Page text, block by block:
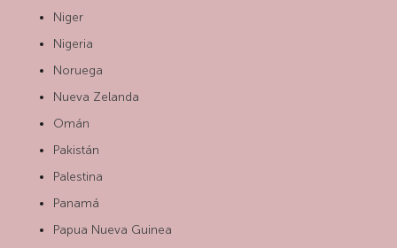
Niger
Nigeria
Noruega
Nueva Zelanda
Omán
Pakistán
Palestina
Panamá
Papua Nueva Guinea